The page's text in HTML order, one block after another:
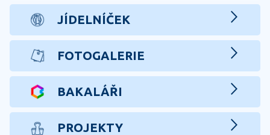
JÍDELNÍČEK
FOTOGALERIE
BAKALÁŘI
PROJEKTY